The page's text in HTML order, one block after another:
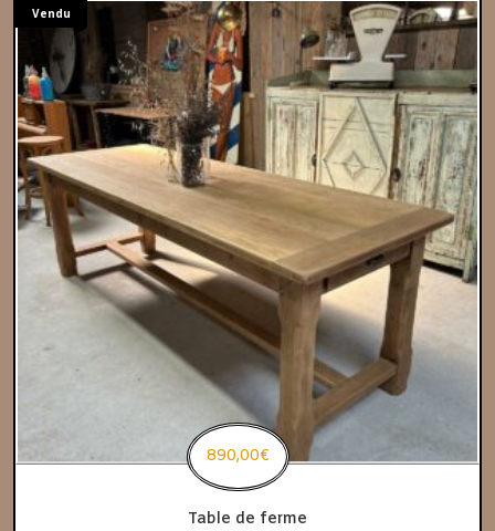
Vendu
Table de ferme
890,00€